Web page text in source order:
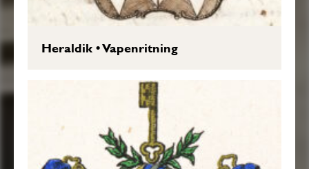
Heraldik•Vapenritning